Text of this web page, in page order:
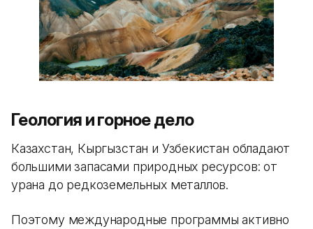
Геология и горное дело
Казахстан, Кыргызстан и Узбекистан обладают
большими запасами природных ресурсов: от
урана до редкоземельных металлов.
Поэтому международные программы активно